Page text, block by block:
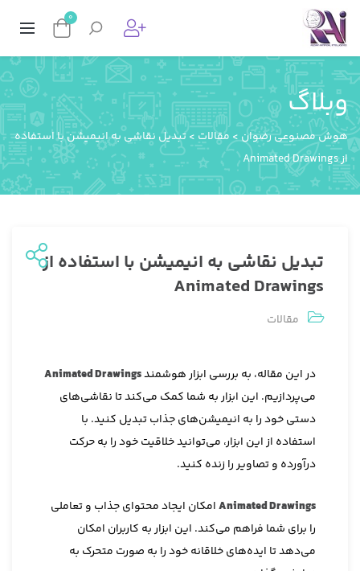
0
وبلاگ
هوش مصنوعی رضوان> مقالات >تبدیل نقاشی به انیمیشن با استفاده
از Animated Drawings
تبدیل نقاشی به انیمیشن با استفاده از
Animated Drawings
مقالات
در این مقاله، به بررسی ابزار هوشمندAnimated Drawings
می‌پردازیم. این ابزار به شما کمک می‌کند تا نقاشی‌های
دستی خود را به انیمیشن‌های جذاب تبدیل کنید. با
استفاده از این ابزار، می‌توانید خلاقیت خود را به حرکت
درآورده و تصاویر را زنده کنید.
Animated Drawingsامکان ایجاد محتوای جذاب و تعاملی
را برای شما فراهم می‌کند. این ابزار به کاربران امکان
می‌دهد تا ایده‌های خلاقانه خود را به صورت متحرک به